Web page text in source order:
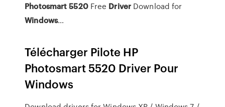
Photosmart 5520Free Driver Download for
Windows…
Télécharger Pilote HP
Photosmart 5520 Driver Pour
Windows